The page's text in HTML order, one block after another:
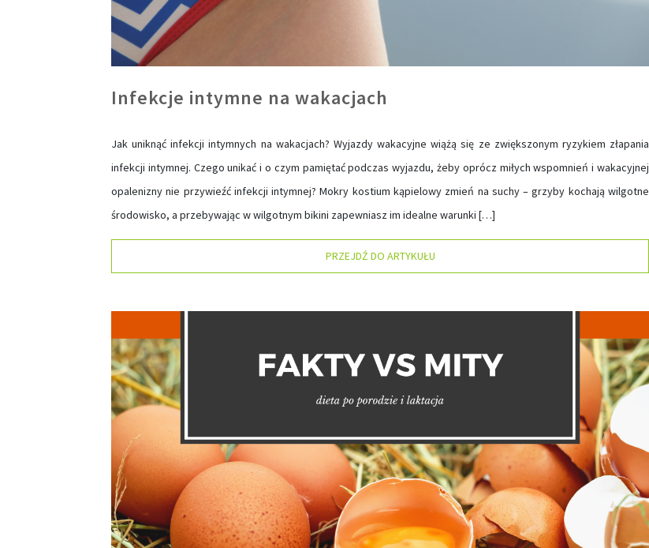
Infekcje intymne na wakacjach
Jak uniknąć infekcji intymnych na wakacjach? Wyjazdy wakacyjne wiążą się ze zwiększonym ryzykiem złapania
infekcji intymnej. Czego unikać i o czym pamiętać podczas wyjazdu, żeby oprócz miłych wspomnień i wakacyjnej
opalenizny nie przywieźć infekcji intymnej? Mokry kostium kąpielowy zmień na suchy – grzyby kochają wilgotne
środowisko, a przebywając w wilgotnym bikini zapewniasz im idealne warunki […]
PRZEJDŹ DO ARTYKUŁU